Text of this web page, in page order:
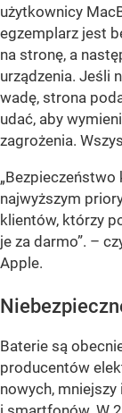
użytkownicy
egzemplarz jest
na stronę, a
urządzenia. Jeśli
wadę, strona
udać, aby
zagrożenia.
najwyższym
klientów, którzy
je za darmo”. –
Apple.
Baterie są
producentów
nowych,